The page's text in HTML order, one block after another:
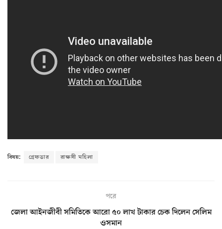
বিষয়: গ্রেফতার রাক্ষসী মহিলা
পরে
জেলা আইনজীবী সমিতিকে আরো ৫০ লাখ টাকার চেক দিলেন সেলিম
ওসমান